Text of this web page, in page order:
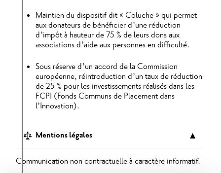
Maintien du dispositif dit « Coluche » qui permet
aux donateurs de bénéficier d’une réduction
d’impôt à hauteur de 75 % de leurs dons aux
associations d’aide aux personnes en difficulté.
Sous réserve d’un accord de la Commission
européenne, réintroduction d’un taux de réduction
de 25 % pour les investissements réalisés dans les
FCPI (Fonds Communs de Placement dans
l’Innovation).
Mentions légales ▼
Communication non contractuelle à caractère informatif.